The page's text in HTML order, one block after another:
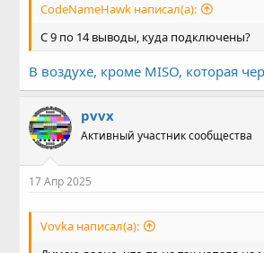
CodeNameHawk написал(а):
С 9 по 14 выводы, куда подключены?
В воздухе, кроме MISO, которая
pvvx
Активный участник сообщества
17 Апр 2025
Vovka написал(а):